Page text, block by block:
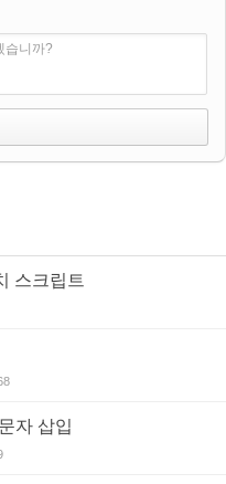
습니까?
스크립트
자 삽입